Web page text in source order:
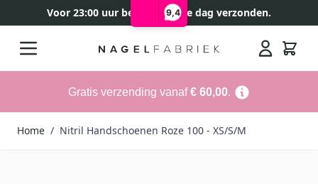
9,4
Voor 23:00 uur besteld, zelfde dag verzonden.
Gratis verzending vanaf€ 60,00.
Home / Nitril Handschoenen Roze 100 - XS/S/M